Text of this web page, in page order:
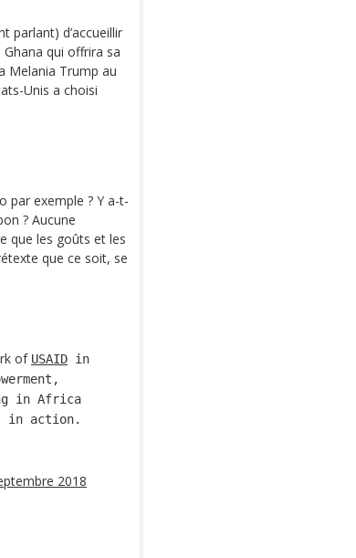
parlant) d’accueillir
Ghana qui offrira sa
Melania Trump au
Unis a choisi
par exemple ? Y a-t-
? Aucune
que les goûts et les
que ce soit, se
of USAID ⁩ in
in Africa
in action.
2018